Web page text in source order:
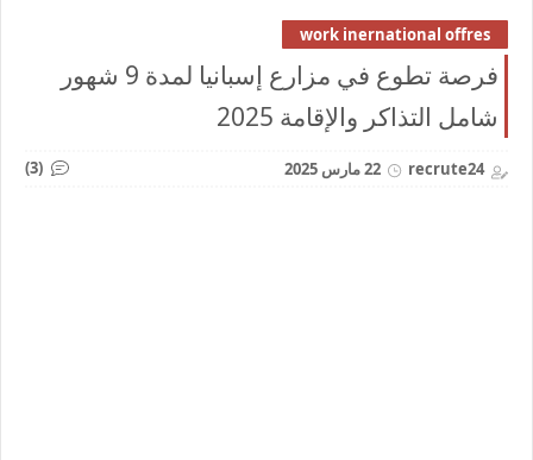
work inernational offres
فرصة تطوع في مزارع إسبانيا لمدة 9 شهور
شامل التذاكر والإقامة 2025
recrute24 22 مارس 2025 (3)